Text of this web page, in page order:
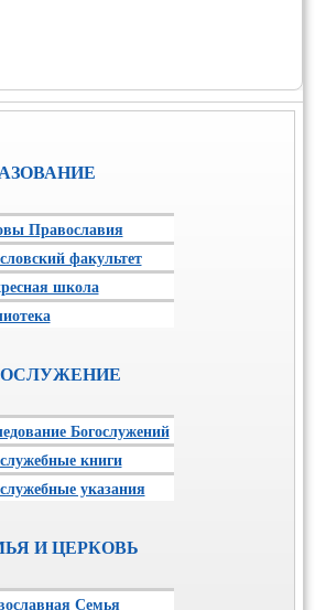
Православия
факультет
школа
Богослужений
книги
указания
И ЦЕРКОВЬ
Семья